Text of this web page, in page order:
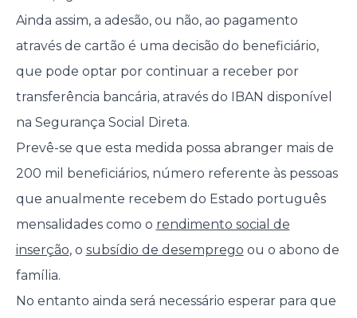
Ainda assim, a adesão, ou não, ao pagamento
através de cartão é uma decisão do beneficiário,
que pode optar por continuar a receber por
transferência bancária, através do IBAN disponível
na Segurança Social Direta.
Prevê-se que esta medida possa abranger mais de
200 mil beneficiários, número referente às pessoas
que anualmente recebem do Estado português
mensalidades como o rendimento social de
inserção, o subsídio de desemprego ou o abono de
família.
No entanto ainda será necessário esperar para que